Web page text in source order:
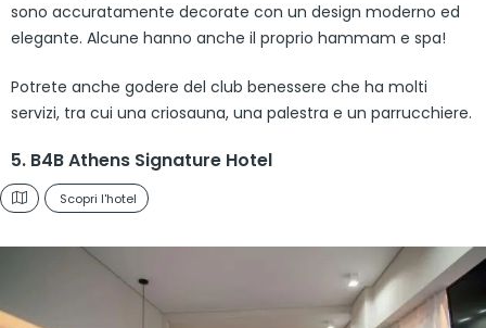
sono accuratamente decorate con un design moderno ed
elegante. Alcune hanno anche il proprio hammam e spa!
Potrete anche godere del club benessere che ha molti
servizi, tra cui una criosauna, una palestra e un parrucchiere.
5. B4B Athens Signature Hotel
Scopri l'hotel